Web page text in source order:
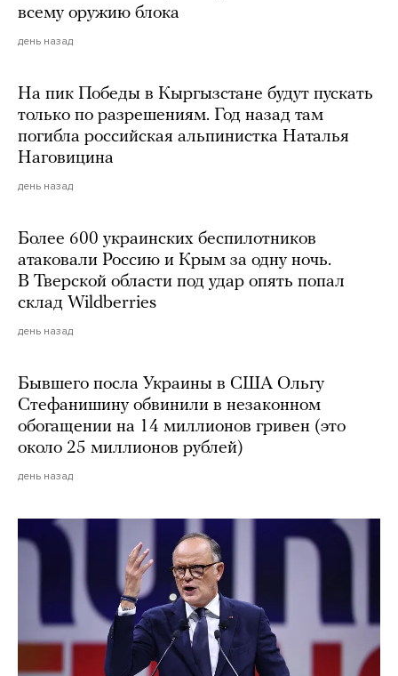
всему оружию блока
день назад
На пик Победы в Кыргызстане будут пускать
только по разрешениям. Год назад там
погибла российская альпинистка Наталья
Наговицина
день назад
Более 600 украинских беспилотников
атаковали Россию и Крым за одну ночь.
В Тверской области под удар опять попал
склад Wildberries
день назад
Бывшего посла Украины в США Ольгу
Стефанишину обвинили в незаконном
обогащении на 14 миллионов гривен (это
около 25 миллионов рублей)
день назад